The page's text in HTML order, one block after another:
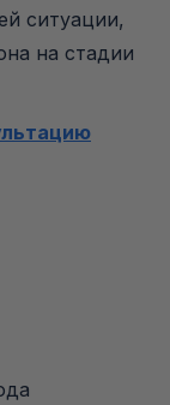
ситуации,
на стадии